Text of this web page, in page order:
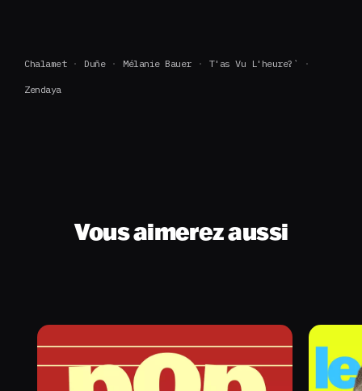
Chalamet Duñe Mélanie Bauer T'as Vu L'heure?`
Zendaya
Vous aimerez aussi